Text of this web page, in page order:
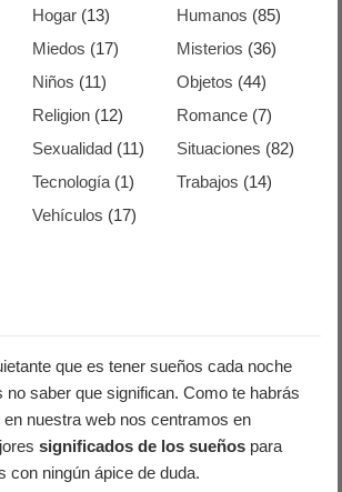
Hogar (13) Humanos (85)
Miedos (17) Misterios (36)
Niños (11) Objetos (44)
Religion (12) Romance(7)
Sexualidad (11) Situaciones (82)
Tecnología (1) Trabajos (14)
Vehículos (17)
que es tener sueños cada noche
saber que significan. Como te habrás
en nuestra web nos centramos en
significados de los sueños para
con ningún ápice de duda.